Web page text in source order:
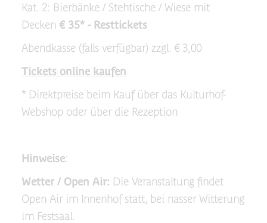
Kat. 2: Bierbänke / Stehtische / Wiese mit
Decken € 35* - Resttickets
Abendkasse (falls verfügbar) zzgl. € 3,00
Tickets online kaufen
* Direktpreise beim Kauf über das Kulturhof-
Webshop oder über die Rezeption
Hinweise:
Wetter / Open Air: Die Veranstaltung findet
Open Air im Innenhof statt, bei nasser Witterung
im Festsaal.